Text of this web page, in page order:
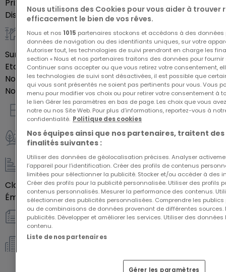
aménager un intérieur qui vous ressemble.
Prix de vente 219 900 €
Disponibilitéautre
Général
Surface habitable68,48m²
Etage du bien1
Nombre de pièces3
Nombre de chambres2
Intérieur
Extérieur
Energie / Chauffage
Classe énergétiqueVide
Émission de gaz à effet de serre (GES)Vide
Autres
Nous utilisons des Cookies pour vous aider à trouver
efficacement le bien de vos rêves.
Nous et nos 1015 partenaires stockons et accédons à des
données de navigation ou des identifiants uniques, sur votre
Autoriser tout, les technologies de suivi prendront en charge les
section « Nous et nos partenaires traitons des données pour fournir
Continuer sans accepter ou que vous retirez votre consentement,
les technologies de suivi sont désactivées, il est possible que
qui vous sont présentés ne soient pas pertinents pour vous. Vous
menu pour modifier vos choix ou pour retirer votre consentement à
le lien Gérer les paramètres en bas de page. Les choix que vous
notre ou nos Site Web. Pour plus d’informations, reportez-vous à
confidentialité. Politique des cookies
Nos équipes ainsi que nos partenaires, traitent
finalités suivantes :
Utiliser des données de géolocalisation précises. Analyser
l’appareil pour l’identification. Créer des profils de contenus
limitées pour sélectionner la publicité. Stocker et/ou accéder à des
Créer des profils pour la publicité personnalisée. Utiliser des profils
contenus personnalisés. Mesurer la performance des contenus.
sélectionner des publicités personnalisées. Comprendre les
ou de combinaisons de données provenant de différentes sources.
publicités. Développer et améliorer les services. Utiliser des
contenu.
Liste de nos partenaires
Gérer les paramètres